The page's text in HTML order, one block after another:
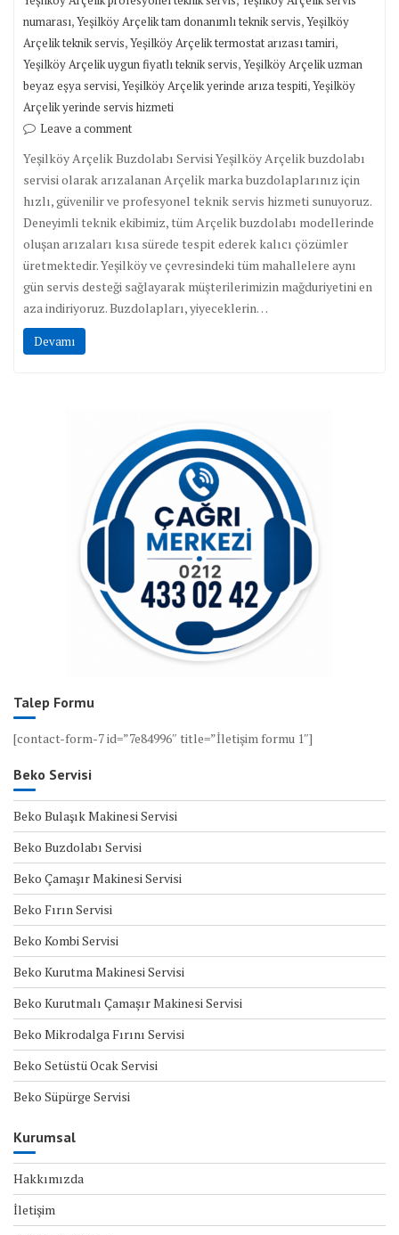
numarası,Yeşilköy Arçelik tam donanımlı teknik servis,Yeşilköy
Arçelik teknik servis,Yeşilköy Arçelik termostat arızası tamiri,
Yeşilköy Arçelik uygun fiyatlı teknik servis,Yeşilköy Arçelik uzman
beyaz eşya servisi,Yeşilköy Arçelik yerinde arıza tespiti,Yeşilköy
Arçelik yerinde servis hizmeti
Leave a comment
Yeşilköy Arçelik Buzdolabı Servisi Yeşilköy Arçelik buzdolabı
servisi olarak arızalanan Arçelik marka buzdolaplarınız için
hızlı, güvenilir ve profesyonel teknik servis hizmeti sunuyoruz.
Deneyimli teknik ekibimiz, tüm Arçelik buzdolabı modellerinde
oluşan arızaları kısa sürede tespit ederek kalıcı çözümler
üretmektedir. Yeşilköy ve çevresindeki tüm mahallelere aynı
gün servis desteği sağlayarak müşterilerimizin mağduriyetini en
aza indiriyoruz. Buzdolapları, yiyeceklerin…
Devamı
Talep Formu
[contact-form-7 id=”7e84996″ title=”İletişim formu 1″]
Beko Servisi
Beko Bulaşık Makinesi Servisi
Beko Buzdolabı Servisi
Beko Çamaşır Makinesi Servisi
Beko Fırın Servisi
Beko Kombi Servisi
Beko Kurutma Makinesi Servisi
Beko Kurutmalı Çamaşır Makinesi Servisi
Beko Mikrodalga Fırını Servisi
Beko Setüstü Ocak Servisi
Beko Süpürge Servisi
Kurumsal
Hakkımızda
İletişim